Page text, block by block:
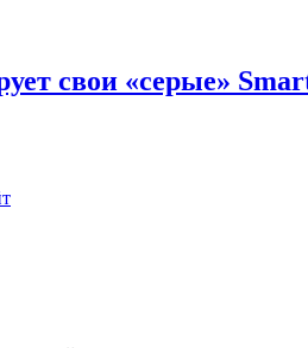
свои «серые»